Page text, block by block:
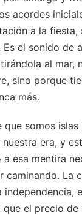
acordes
a la fiesta,
el sonido de
al mar,
sino porque
más.
somos islas
era, y
esa mentira
caminando. La
independencia,
el precio de